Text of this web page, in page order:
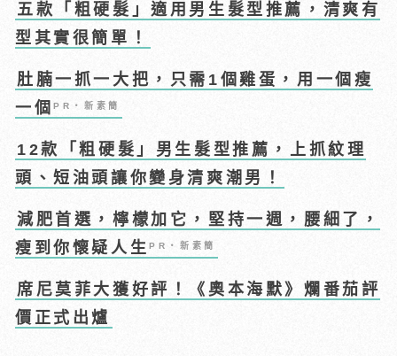
五款「粗硬髮」適用男生髮型推薦，清爽有
型其實很簡單！
肚腩一抓一大把，只需1個雞蛋，用一個瘦
一個PR・新素簡
12款「粗硬髮」男生髮型推薦，上抓紋理
頭、短油頭讓你變身清爽潮男！
減肥首選，檸檬加它，堅持一週，腰細了，
瘦到你懷疑人生PR・新素簡
席尼莫菲大獲好評！《奧本海默》爛番茄評
價正式出爐